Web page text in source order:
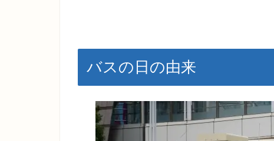
バスの日の由来